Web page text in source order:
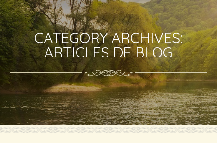
CATEGORY ARCHIVES:
ARTICLES DE BLOG